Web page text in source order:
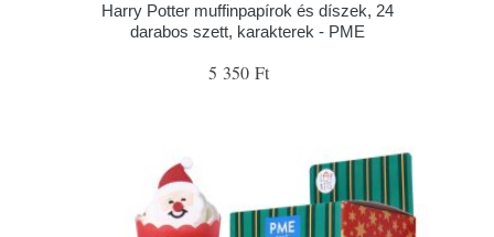
Harry Potter muffinpapírok és díszek, 24
darabos szett, karakterek - PME
5 350 Ft